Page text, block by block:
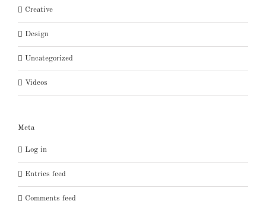
Creative
Design
Uncategorized
Videos
Meta
Log in
Entries feed
Comments feed